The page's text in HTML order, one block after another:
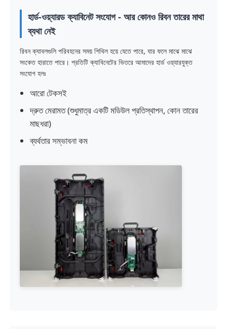
আমাদের সাথে যোগাযোগ করুন
খবর
মামলা
একটি উদ্ধৃতি অনুরোধ করুন
এলইডি ডিসপ্লে স্ক্রিন
কনসার্টের নেতৃত্বাধীন স্ক্রিন
স্টেজ এলইডি স্ক্রিন ভাড়া
সিওবি এলইডি ভিডিও প্রাচীর
হার্ড-ওয়্যারড ক্যাবিনেট সংযোগ - আর কোনও রিবন তারের মাথা
ব্যথা নেই
রিবন ক্যাবলগুলি পরিবহনের সময় শিথিল হয়ে যেতে পারে, যার ফলে মাঝে মাঝে
সংকেত হারাতে পারে। প্রতিটি ক্যাবিনেটের ভিতরে আমাদের হার্ড ওয়্যারযুক্ত
সংযোগ হলঃ
আরো টেকসই
দ্রুত মেরামত (শুধুমাত্র একটি মডিউল প্রতিস্থাপন, কোন তারের
মাছধরা)
ব্যর্থতার সম্ভাবনা কম